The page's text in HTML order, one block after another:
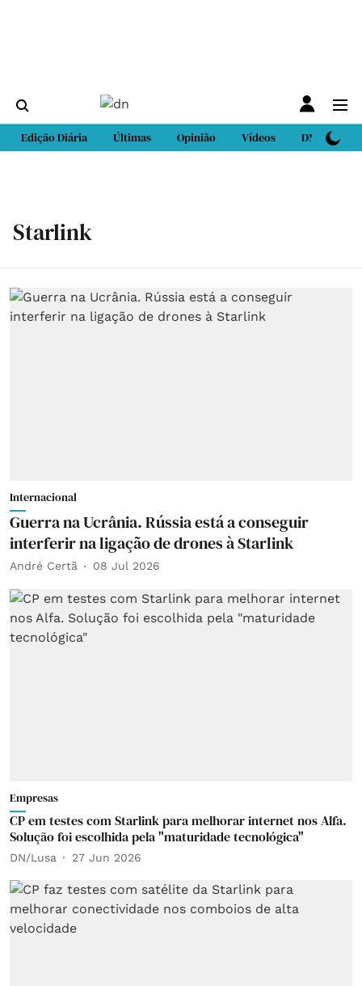
Edição Diária Últimas Opinião Vídeos DN Sport
Starlink
Internacional
Guerra na Ucrânia. Rússia está a conseguir
interferir na ligação de drones à Starlink
André Certã 08 Jul 2026
Empresas
CP em testes com Starlink para melhorar internet nos Alfa.
Solução foi escolhida pela "maturidade tecnológica"
DN/Lusa 27 Jun 2026